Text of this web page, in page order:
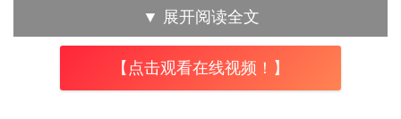
品内容究竟是什么？还有什么内容是她没有涉足的？结果想
了三天三夜都没有答案，「
本文内容由趣果弥音吧
▼ 展开阅读全文
【点击观看在线视频！】